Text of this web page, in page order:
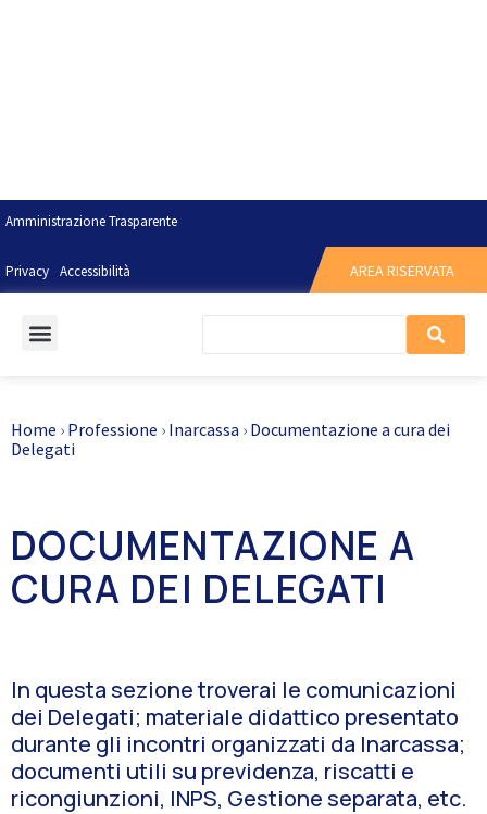
Amministrazione Trasparente
Privacy Accessibilità AREA RISERVATA
Home › Professione › Inarcassa › Documentazione a cura dei
Delegati
DOCUMENTAZIONE A
CURA DEI DELEGATI
In questa sezione troverai le comunicazioni
dei Delegati; materiale didattico presentato
durante gli incontri organizzati da Inarcassa;
documenti utili su previdenza, riscatti e
ricongiunzioni, INPS, Gestione separata, etc.